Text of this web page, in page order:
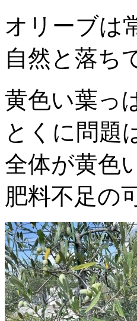
オリーブは
自然と落ち
黄色い葉っ
とくに問題
全体が黄色
肥料不足の